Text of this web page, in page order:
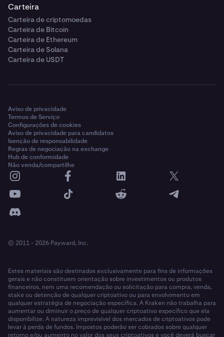
Carteira
Carteira de criptomoedas
Carteira de Bitcoin
Carteira de Ethereum
Carteira de Solana
Carteira de USDT
Aviso de privacidade
Termos de Serviço
Configurações de cookies
Aviso de privacidade para candidatos
Isenção de responsabilidade
Regras de negociação na exchange
Hub de conformidade
Não venda/compartilhe
© 2011 - 2026 Payward, Inc.
Estes materiais são destinados exclusivamente para fins de informações
gerais e não constituem orientação sobre investimentos ou produtos
financeiros, nem uma recomendação ou solicitação para compra, venda,
stake ou detenção de qualquer criptoativo ou para envolvimento em
qualquer estratégia de negociação específica. A Kraken não trabalha para
aumentar ou diminuir o preço de qualquer criptoativo específico que ela
disponibilize. A natureza imprevisível dos mercados de criptoativos pode
levar à perda de fundos. Impostos poderão ser cobrados sobre qualquer
retorno e/ou aumento no valor dos seus criptoativos e você deverá buscar